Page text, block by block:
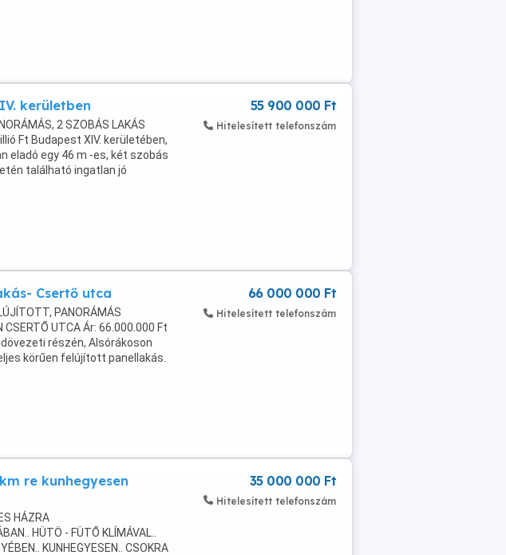
kerületben
2 SZOBÁS LAKÁS
Ft Budapest XIV. kerületében,
eladó egy 46 m -es, két szobás
található ingatlan jó
55 900 000 Ft
Hitelesített telefonszám
Csertő utca
PANORÁMÁS
CSERTŐ UTCA Ár: 66.000.000 Ft
részén, Alsórákoson
körűen felújított panellakás.
66 000 000 Ft
Hitelesített telefonszám
re kunhegyesen
HÁZRA
HÜTÖ - FÜTŐ KLÍMÁVAL..
KUNHEGYESEN.. CSOKRA
35 000 000 Ft
Hitelesített telefonszám